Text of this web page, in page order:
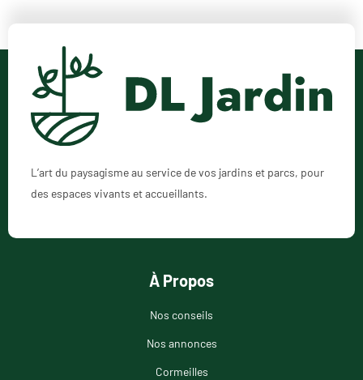
L’art du paysagisme au service de vos jardins et parcs, pour
des espaces vivants et accueillants.
À Propos
Nos conseils
Nos annonces
Cormeilles